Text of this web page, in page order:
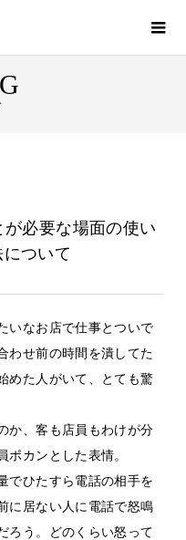
必要な場面の使い
ついて
いなお店で仕事とついで
わせ前の時間を潰してた
めた人がいて、とても驚
か、客も店員もわけが分
ポカンとした表情。
でひたすら電話の相手を
に居ない人に電話で怒鳴
ろう。どのくらい怒って